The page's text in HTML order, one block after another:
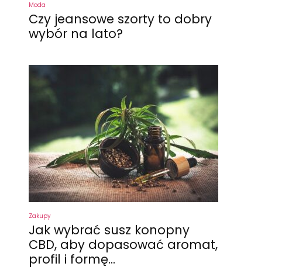
Moda
Czy jeansowe szorty to dobry
wybór na lato?
Zakupy
Jak wybrać susz konopny
CBD, aby dopasować aromat,
profil i formę...